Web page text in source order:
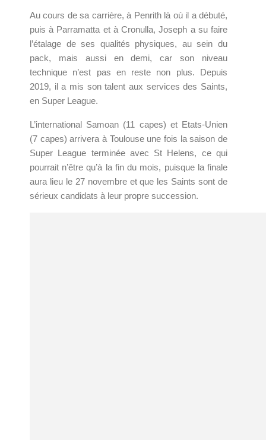
Au cours de sa carrière, à Penrith là où il a débuté,
puis à Parramatta et à Cronulla, Joseph a su faire
l’étalage de ses qualités physiques, au sein du
pack, mais aussi en demi, car son niveau
technique n’est pas en reste non plus. Depuis
2019, il a mis son talent aux services des Saints,
en Super League.
L’international Samoan (11 capes) et Etats-Unien
(7 capes) arrivera à Toulouse une fois la saison de
Super League terminée avec St Helens, ce qui
pourrait n’être qu’à la fin du mois, puisque la finale
aura lieu le 27 novembre et que les Saints sont de
sérieux candidats à leur propre succession.